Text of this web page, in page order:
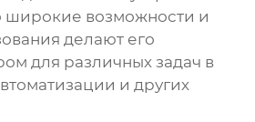
широкие возможности и
делают его
для различных задач в
и других